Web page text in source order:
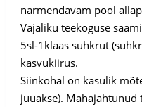
narmendavam pool
Vajaliku teekoguse
5sl-1klaas suhkrut
kasvukiirus.
Siinkohal on kasulik
juuakse).